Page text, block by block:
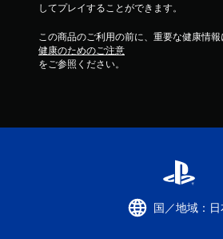
してプレイすることができます。
この商品のご利用の前に、重要な健康情報
健康のためのご注意
をご参照ください。
国／地域：日